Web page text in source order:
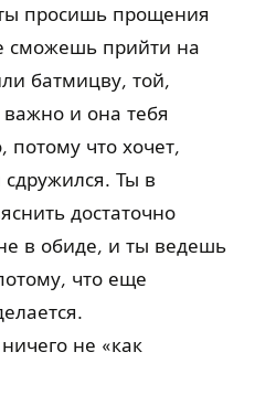
просишь прощения
сможешь прийти на
батмицву, той,
важно и она тебя
потому что хочет,
Ты в
достаточно
в обиде, и ты ведешь
что еще
не «как